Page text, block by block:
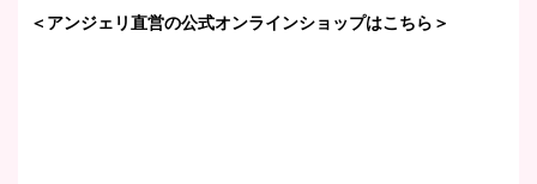
＜アンジェリ直営の公式オンラインショップはこちら＞